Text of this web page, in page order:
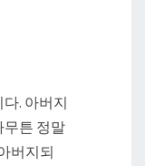
. 아버지
무튼 정말
버지되